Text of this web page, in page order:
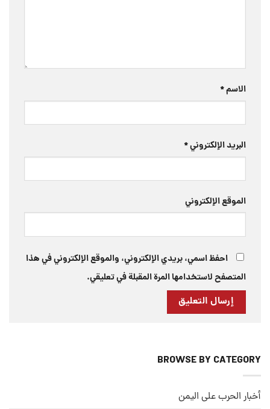
الاسم*
البريد الإلكتروني*
الموقع الإلكتروني
احفظ اسمي، بريدي الإلكتروني، والموقع الإلكتروني في هذا
المتصفح لاستخدامها المرة المقبلة في تعليقي.
BROWSE BY CATEGORY
أخبار الحرب على اليمن